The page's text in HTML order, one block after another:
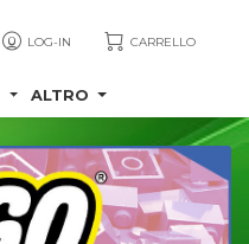
LOG-IN CARRELLO
ALTRO